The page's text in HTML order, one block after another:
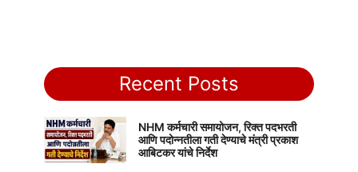
Recent Posts
NHM कर्मचारी समायोजन, रिक्त पदभरती
आणि पदोन्नतीला गती देण्याचे मंत्री प्रकाश
आबिटकर यांचे निर्देश